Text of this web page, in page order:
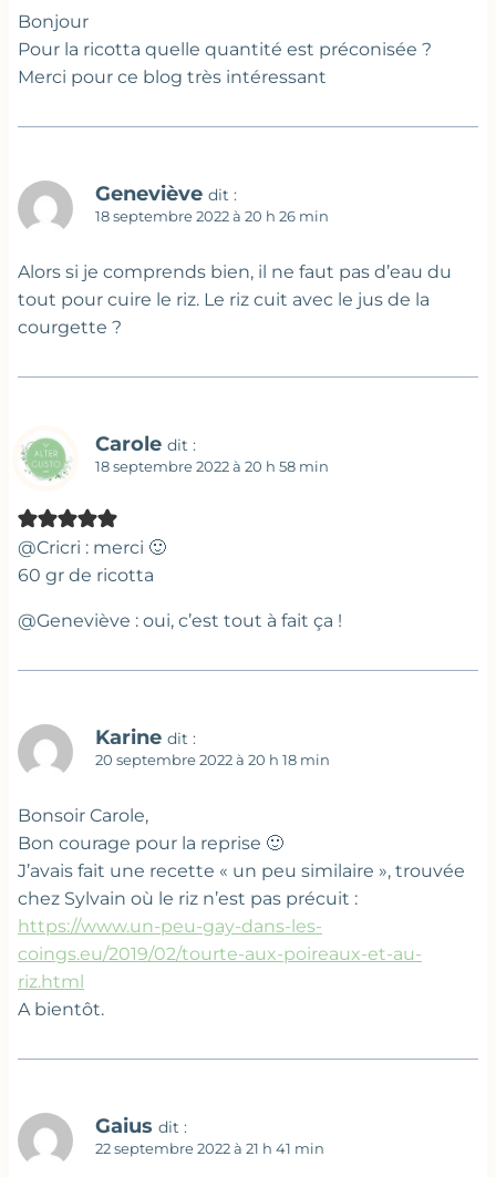
Bonjour
Pour la ricotta quelle quantité est préconisée ?
Merci pour ce blog très intéressant
Geneviève dit :
18 septembre 2022 à 20 h 26 min
Alors si je comprends bien, il ne faut pas d’eau du
tout pour cuire le riz. Le riz cuit avec le jus de la
courgette ?
Carole dit :
18 septembre 2022 à 20 h 58 min
@Cricri : merci 🙂
60 gr de ricotta
@Geneviève : oui, c’est tout à fait ça !
Karine dit :
20 septembre 2022 à 20 h 18 min
Bonsoir Carole,
Bon courage pour la reprise 🙂
J’avais fait une recette « un peu similaire », trouvée
chez Sylvain où le riz n’est pas précuit :
https://www.un-peu-gay-dans-les-
coings.eu/2019/02/tourte-aux-poireaux-et-au-
riz.html
A bientôt.
Gaius dit :
22 septembre 2022 à 21 h 41 min